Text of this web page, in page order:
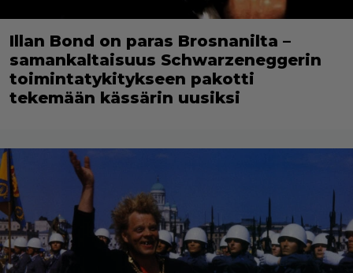
Illan Bond on paras Brosnanilta –
samankaltaisuus Schwarzeneggerin
toimintatykitykseen pakotti
tekemään kässärin uusiksi